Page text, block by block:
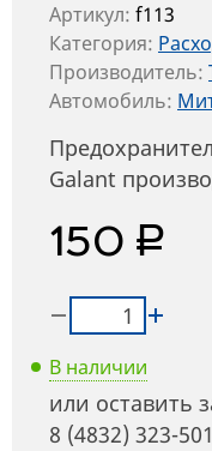
Артикул: f113
Категория:
Производитель:
Автомобиль:
Galant
150 руб.
В наличии
или оставить
8 (4832) 323-501